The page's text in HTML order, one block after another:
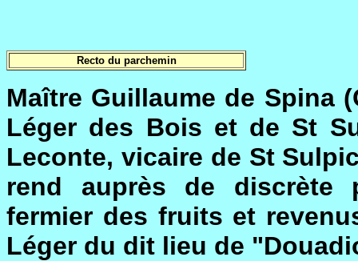
Recto du parchemin
Maître Guillaume de Spina
Léger des Bois et de St
Leconte, vicaire de St
rend auprès de discrète
fermier des fruits et
Léger du dit lieu de